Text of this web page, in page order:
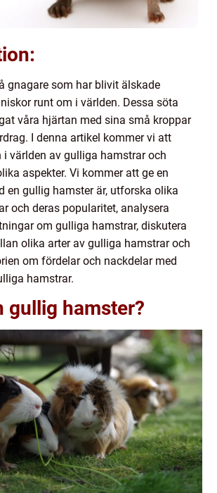
gnagare som har blivit älskade
runt om i världen. Dessa söta
våra hjärtan med sina små kroppar
I denna artikel kommer vi att
i världen av gulliga hamstrar och
aspekter. Vi kommer att ge en
en gullig hamster är, utforska olika
och deras popularitet, analysera
om gulliga hamstrar, diskutera
olika arter av gulliga hamstrar och
om fördelar och nackdelar med
hamstrar.
gullig hamster?